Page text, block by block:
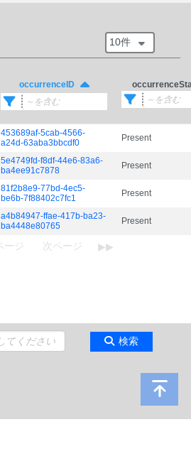
10件
occurrenceID
453689af-5cab-4566-
a24d-63aba3bbcdf0
Present
5e4749fd-f8df-44e6-83a6-
ba4ee91c7878
Present
81f2b8e9-77bd-4ec5-
be6b-7f88402c7fc1
Present
a4b84947-ffae-417b-ba23-
ba4448e80765
Present
検索